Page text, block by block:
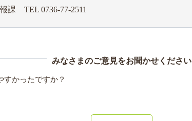
課 TEL 0736-77-2511
みなさまのご意見をお聞かせください
すかったですか？